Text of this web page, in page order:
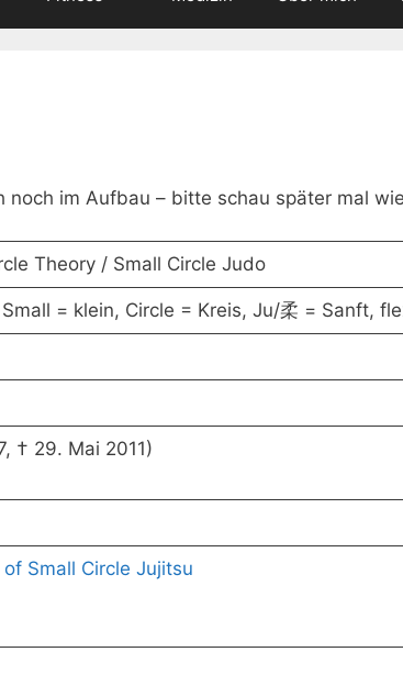
noch im Aufbau – bitte schau später mal
Theory / Small Circle Judo
= klein, Circle = Kreis, Ju/柔 = Sanft,
† 29. Mai 2011)
Small Circle Jujitsu